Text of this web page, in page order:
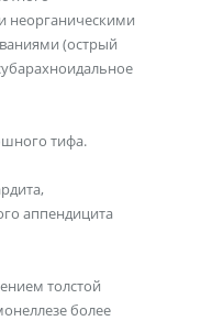
неорганическими
(острый
тифа.
аппендицита
толстой
более